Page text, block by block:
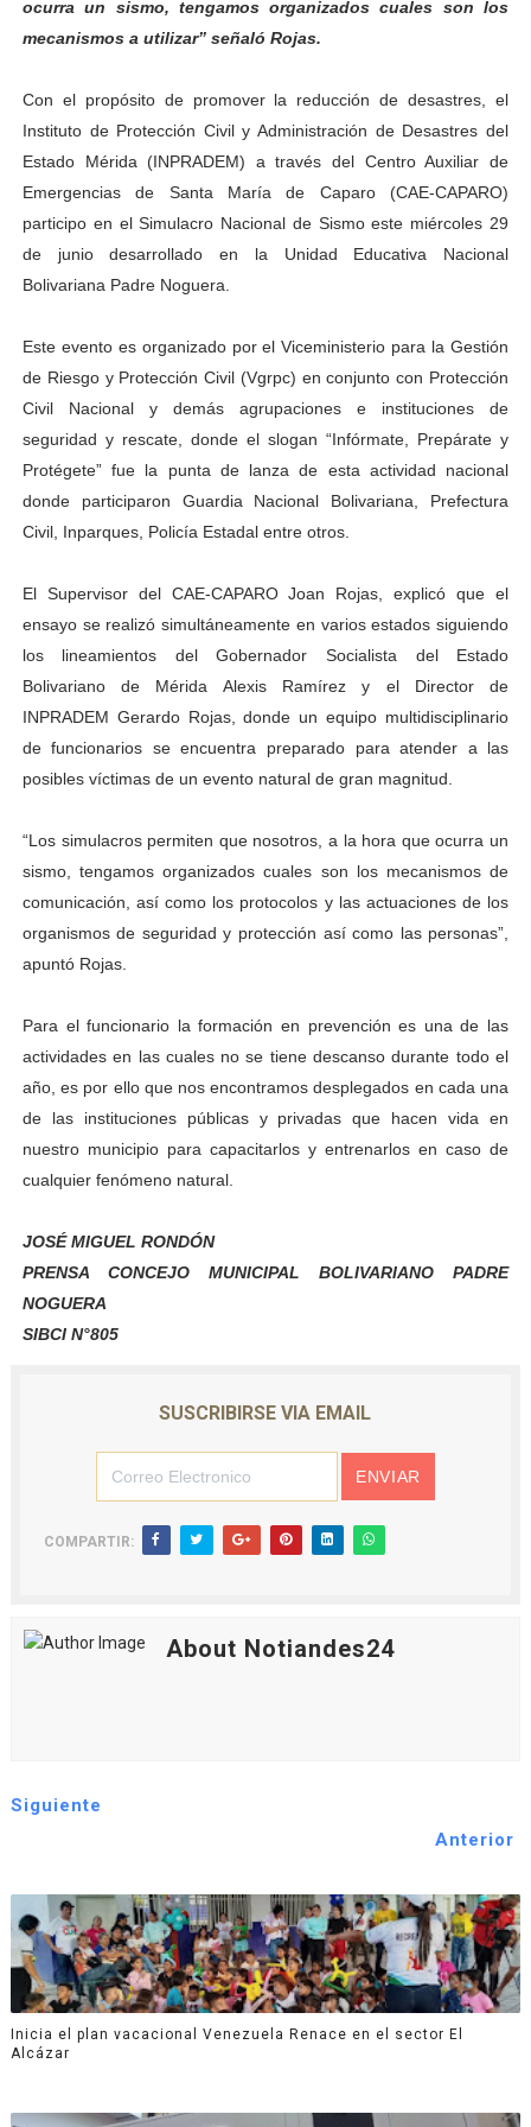
Campo Elías consolida plan de bacheo en el sector La
El Lactario del Iahula celebra la Semana Mundial de la
Plan Vacacional "Venezuela Ríe 2026" brinda
Inicia el plan vacacional Venezuela Renace en el
ocurra un sismo, tengamos organizados cuales son los
mecanismos a utilizar” señaló Rojas.
Con el propósito de promover la reducción de desastres, el
Instituto de Protección Civil y Administración de Desastres del
Estado Mérida (INPRADEM) a través del Centro Auxiliar de
Emergencias de Santa María de Caparo (CAE-CAPARO)
participo en el Simulacro Nacional de Sismo este miércoles 29
de junio desarrollado en la Unidad Educativa Nacional
Bolivariana Padre Noguera.
Este evento es organizado por el Viceministerio para la Gestión
de Riesgo y Protección Civil (Vgrpc) en conjunto con Protección
Civil Nacional y demás agrupaciones e instituciones de
seguridad y rescate, donde el slogan “Infórmate, Prepárate y
Protégete” fue la punta de lanza de esta actividad nacional
donde participaron Guardia Nacional Bolivariana, Prefectura
Civil, Inparques, Policía Estadal entre otros.
El Supervisor del CAE-CAPARO Joan Rojas, explicó que el
ensayo se realizó simultáneamente en varios estados siguiendo
los lineamientos del Gobernador Socialista del Estado
Bolivariano de Mérida Alexis Ramírez y el Director de
INPRADEM Gerardo Rojas, donde un equipo multidisciplinario
de funcionarios se encuentra preparado para atender a las
posibles víctimas de un evento natural de gran magnitud.
“Los simulacros permiten que nosotros, a la hora que ocurra un
sismo, tengamos organizados cuales son los mecanismos de
comunicación, así como los protocolos y las actuaciones de los
organismos de seguridad y protección así como las personas”,
apuntó Rojas.
Para el funcionario la formación en prevención es una de las
actividades en las cuales no se tiene descanso durante todo el
año, es por ello que nos encontramos desplegados en cada una
de las instituciones públicas y privadas que hacen vida en
nuestro municipio para capacitarlos y entrenarlos en caso de
cualquier fenómeno natural.
JOSÉ MIGUEL RONDÓN
PRENSA CONCEJO MUNICIPAL BOLIVARIANOPADRE
NOGUERA
SIBCI N°805
SUSCRIBIRSE VIA EMAIL
COMPARTIR:
About Notiandes24
Siguiente
Anterior
Inicia el plan vacacional Venezuela Renace en el sector El
Alcázar